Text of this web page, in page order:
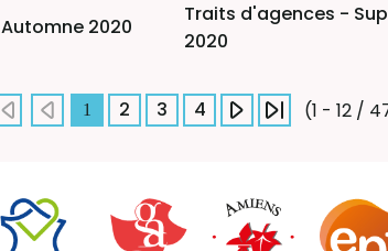
Automne 2020
Traits d'agences -
2020
1 2 3 4 (1 - 12 /